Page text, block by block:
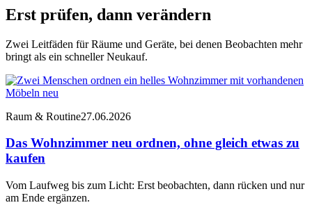
Erst prüfen, dann verändern
Zwei Leitfäden für Räume und Geräte, bei denen Beobachten mehr
bringt als ein schneller Neukauf.
Raum & Routine27.06.2026
Das Wohnzimmer neu ordnen, ohne gleich etwas zu
kaufen
Vom Laufweg bis zum Licht: Erst beobachten, dann rücken und nur
am Ende ergänzen.